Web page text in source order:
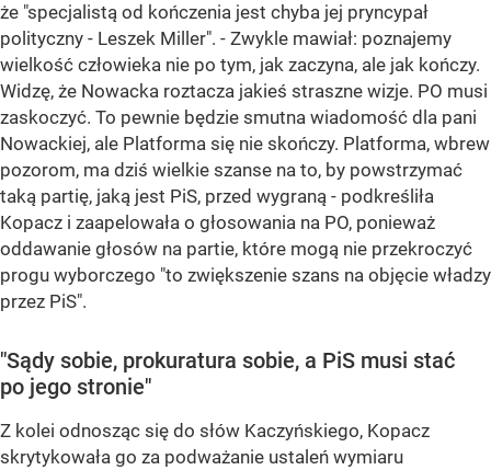
że "specjalistą od kończenia jest chyba jej pryncypał
polityczny - Leszek Miller". - Zwykle mawiał: poznajemy
wielkość człowieka nie po tym, jak zaczyna, ale jak kończy.
Widzę, że Nowacka roztacza jakieś straszne wizje. PO musi
zaskoczyć. To pewnie będzie smutna wiadomość dla pani
Nowackiej, ale Platforma się nie skończy. Platforma, wbrew
pozorom, ma dziś wielkie szanse na to, by powstrzymać
taką partię, jaką jest PiS, przed wygraną - podkreśliła
Kopacz i zaapelowała o głosowania na PO, ponieważ
oddawanie głosów na partie, które mogą nie przekroczyć
progu wyborczego "to zwiększenie szans na objęcie władzy
przez PiS".
"Sądy sobie, prokuratura sobie, a PiS musi stać
po jego stronie"
Z kolei odnosząc się do słów Kaczyńskiego, Kopacz
skrytykowała go za podważanie ustaleń wymiaru